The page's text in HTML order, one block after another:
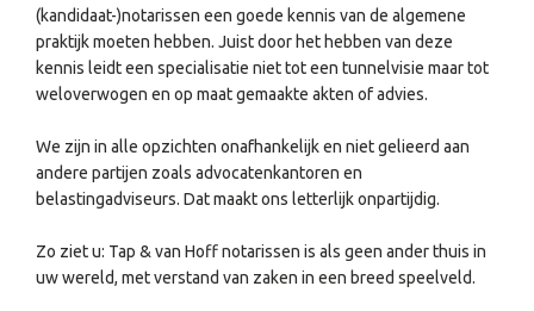
(kandidaat-)notarissen een goede kennis van de algemene
praktijk moeten hebben. Juist door het hebben van deze
kennis leidt een specialisatie niet tot een tunnelvisie maar tot
weloverwogen en op maat gemaakte akten of advies.
We zijn in alle opzichten onafhankelijk en niet gelieerd aan
andere partijen zoals advocatenkantoren en
belastingadviseurs. Dat maakt ons letterlijk onpartijdig.
Zo ziet u: Tap & van Hoff notarissen is als geen ander thuis in
uw wereld, met verstand van zaken in een breed speelveld.